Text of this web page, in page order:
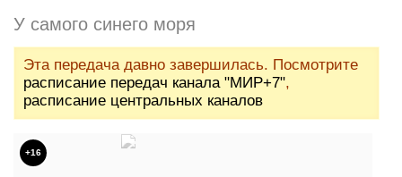
У самого синего моря
Эта передача давно завершилась. Посмотрите
расписание передач канала "МИР+7",
расписание центральных каналов
+16